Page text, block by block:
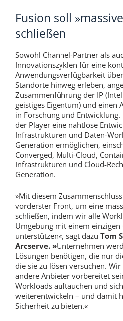
Fusion soll
schließen
Sowohl Channel-Partner als
Innovationszyklen für eine
Anwendungsverfügbarkeit
Standorte hinweg erleben,
Zusammenführung der IP
geistiges Eigentum) und einen
in Forschung und Entwicklung.
der Player eine nahtlose
Infrastrukturen und Daten-
Generation ermöglichen,
Converged, Multi-Cloud,
Infrastrukturen und Cloud-
Generation.
»Mit diesem
vorderster Front, um eine
schließen, indem wir alle
Umgebung mit einem einzigen
unterstützen«, sagt dazu Tom
Arcserve. »Unternehmen
Lösungen benötigen, die nur
die sie zu lösen versuchen.
andere Anbieter vorbereitet
Workloads auftauchen und
weiterentwickeln – und damit
Sicherheit zu bieten.«